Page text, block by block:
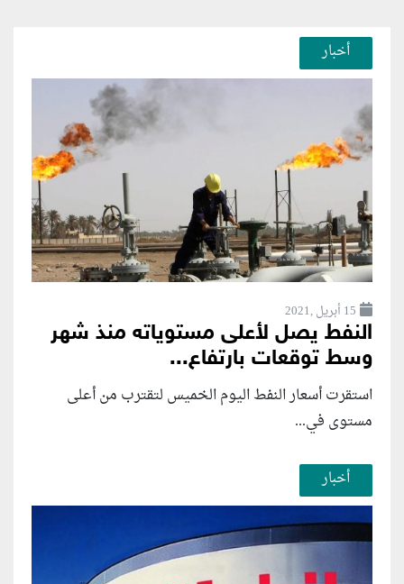
أخبار
15 أبريل ,2021
النفط يصل لأعلى مستوياته منذ شهر
وسط توقعات بارتفاع...
استقرت أسعار النفط اليوم الخميس لتقترب من أعلى
مستوى في...
أخبار